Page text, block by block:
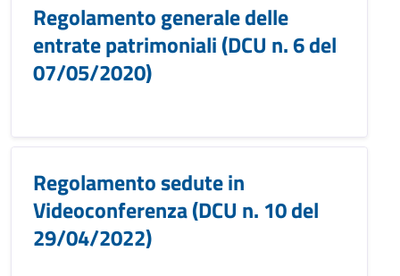
Regolamento generale delle
entrate patrimoniali (DCU n. 6 del
07/05/2020)
Regolamento sedute in
Videoconferenza (DCU n. 10 del
29/04/2022)